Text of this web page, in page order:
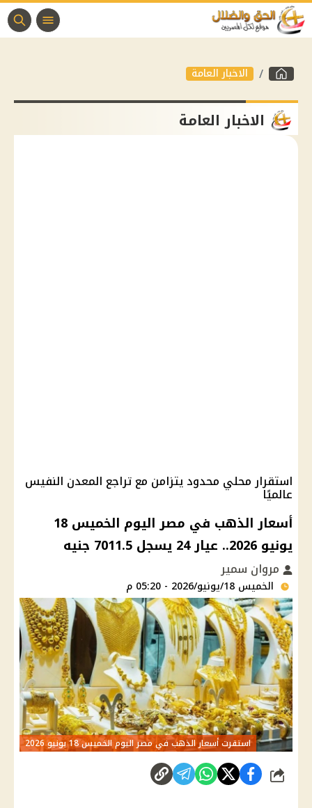
الاخبار العامة
الاخبار العامة
استقرار محلي محدود يتزامن مع تراجع المعدن النفيس
عالميًا
أسعار الذهب في مصر اليوم الخميس 18
يونيو 2026.. عيار 24 يسجل 7011.5 جنيه
مروان سمير
الخميس 18/يونيو/2026 - 05:20 م
استقرت أسعار الذهب في مصر اليوم الخميس 18 يونيو 2026
شارك